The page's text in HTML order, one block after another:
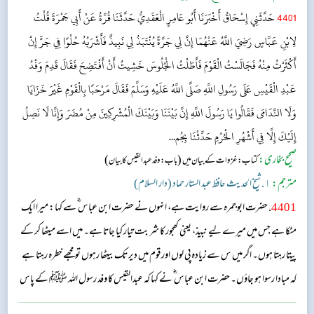
4401حَدَّثَنِي إِسْحَاقُ أَخْبَرَنَا أَبُو عَامِرٍ الْعَقَدِيُّ حَدَّثَنَا قُرَّةُ عَنْ أَبِي جَمْرَةَ قُلْتُ
لِابْنِ عَبَّاسٍ رَضِيَ اللَّهُ عَنْهُمَا إِنَّ لِي جَرَّةً يُنْتَبَذُ لِي نَبِيذٌ فَأَشْرَبُهُ حُلْوًا فِي جَرٍّ إِنْ
أَكْثَرْتُ مِنْهُ فَجَالَسْتُ الْقَوْمَ فَأَطَلْتُ الْجُلُوسَ خَشِيتُ أَنْ أَفْتَضِحَ فَقَالَ قَدِمَ وَفْدُ
عَبْدِ الْقَيْسِ عَلَى رَسُولِ اللَّهِ صَلَّى اللَّهُ عَلَيْهِ وَسَلَّمَ فَقَالَ مَرْحَبًا بِالْقَوْمِ غَيْرَ خَزَايَا
وَلَا النَّدَامَى فَقَالُوا يَا رَسُولَ اللَّهِ إِنَّ بَيْنَنَا وَبَيْنَكَ الْمُشْرِكِينَ مِنْ مُضَرَ وَإِنَّا لَا نَصِلُ
إِلَيْكَ إِلَّا فِي أَشْهُرِ الْحُرُمِ حَدِّثْنَا بِجُم...
صحیح بخاری:کتاب: غزوات کے بیان میں(باب: وفد عبدالقیس کابیان)
مترجم: ١. شیخ الحدیث حافظ عبد الستار حماد (دار السلام)
4401. حضرت ابو جمرہ سے روایت ہے، انہوں نے حضرت ابن عباس ؓ سے کہا: میرا ایک
مٹکا ہے جس میں میرے لیے نبیذ، یعنی کھجور کا شربت تیار کیا جاتا ہے۔ میں اسے میٹھا کر کے
پیتا رہتا ہوں۔ اگر میں س سے زیادہ پی لوں اور قوم میں دیر تک بیٹھا رہوں تو مجھے خطرہ رہتا ہے
کہ مبادا رسوا ہو جاؤں۔ حضرت ابن عباس ؓ نے کہا کہ عبدالقیس کا وفد رسول اللہ ﷺ کے پاس
آیا تو آپ نے فرمایا: ’’قوم کا آنا مبارک ہو، رسوا اور شرمندہ ہو کر نہیں آئے۔‘‘ انہوں نے